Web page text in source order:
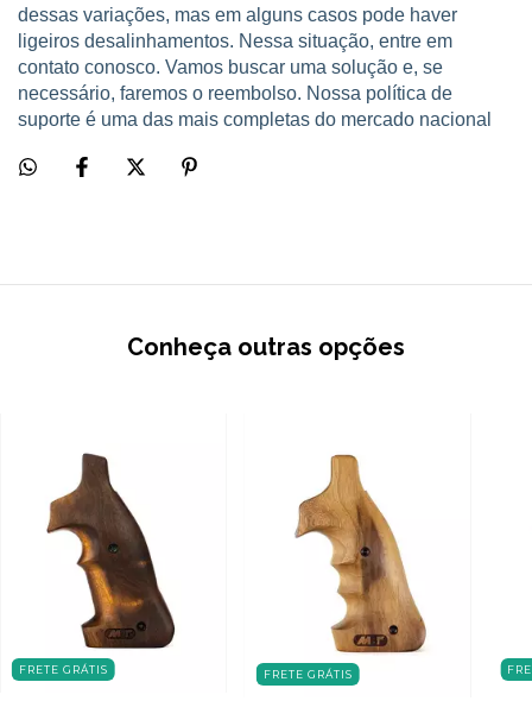
dessas variações, mas em alguns casos pode haver
ligeiros desalinhamentos. Nessa situação, entre em
contato conosco. Vamos buscar uma solução e, se
necessário, faremos o reembolso. Nossa política de
suporte é uma das mais completas do mercado nacional
Conheça outras opções
FRETE GRÁTIS FRETE GRÁTIS